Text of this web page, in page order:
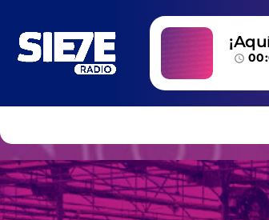
access_time